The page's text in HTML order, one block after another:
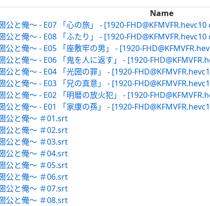
Name
公と俺～ - E07 「心の旅」 - [1920-
公と俺～ - E08 「ふたり」 - [1920-
公と俺～ - E05 「座敷牢の男」 - [1920-
公と俺～ - E06 「鬼を人に返す」 - [1920-
公と俺～ - E04 「光圀の罪」 - [1920-
公と俺～ - E03 「兄の真意」 - [1920-
公と俺～ - E02 「明暦の放火犯」 - [1920-
公と俺～ - E01 「家康の孫」 - [1920-
公と俺～ ＃01.srt
公と俺～ ＃02.srt
公と俺～ ＃03.srt
公と俺～ ＃04.srt
公と俺～ ＃05.srt
公と俺～ ＃06.srt
公と俺～ ＃07.srt
公と俺～ ＃08.srt